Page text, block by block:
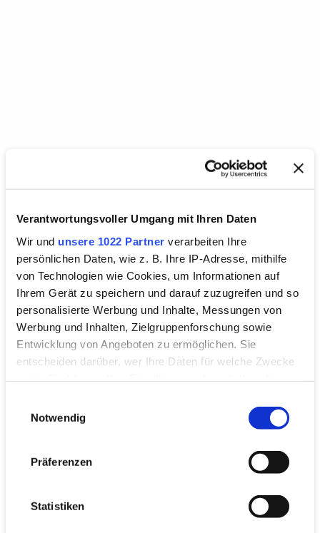
Verantwortungsvoller Umgang mit Ihren Daten
Wir und unsere 1022 Partner verarbeiten Ihre
persönlichen Daten, wie z. B. Ihre IP-Adresse, mithilfe
von Technologien wie Cookies, um Informationen auf
Ihrem Gerät zu speichern und darauf zuzugreifen und so
personalisierte Werbung und Inhalte, Messungen von
Werbung und Inhalten, Zielgruppenforschung sowie
Entwicklung von Angeboten zu ermöglichen. Sie
entscheiden darüber, wer Ihre Daten für welche Zwecke
Trigger Symbol ändern oder widerrufen
Informationen über Ihre geografische Lage
können
Notwendig
Präferenzen
Statistiken
Weitere Informationen